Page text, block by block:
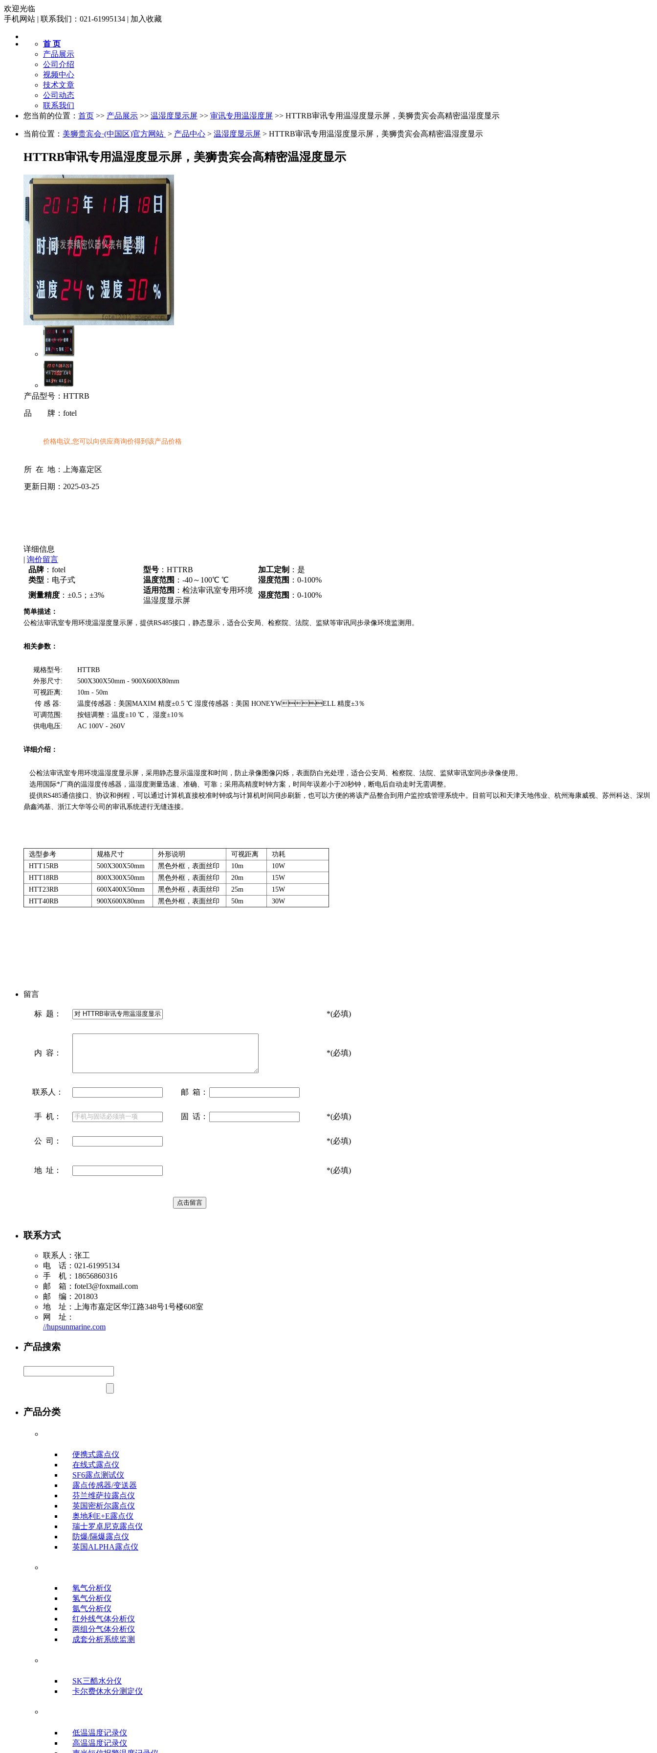
欢迎光临
手机网站 | 联系我们：021-61995134 | 加入收藏
首 页
产品展示
公司介绍
视频中心
技术文章
公司动态
联系我们
您当前的位置： 首页 >> 产品展示 >> 温湿度显示屏 >> 审讯专用温湿度屏 >> HTTRB审讯专用温湿度显示屏，美狮贵宾会高精密温湿度显示
当前位置： 美狮贵宾会·(中国区)官方网站  > 产品中心 > 温湿度显示屏 > HTTRB审讯专用温湿度显示屏，美狮贵宾会高精密温湿度显示
HTTRB审讯专用温湿度显示屏，美狮贵宾会高精密温湿度显示
产品型号： HTTRB
品 牌： fotel
价格电议,您可以向供应商询价得到该产品价格
所 在 地： 上海嘉定区
更新日期： 2025-03-25
详细信息
| 询价留言
品牌 ：fotel 型号 ：HTTRB 加工定制 ：是
类型 ：电子式 温度范围 ：-40～100℃ ℃ 湿度范围 ：0-100%
测量精度 ：±0.5；±3%
适用范围 ：检法审讯室专用环境
温湿度显示屏
湿度范围 ：0-100%
简单描述：
公检法审讯室专用环境温湿度显示屏，提供RS485接口，静态显示，适合公安局、检察院、法院、监狱等审讯同步录像环境监测用。
相关参数：
规格型号:
HTTRB
外形尺寸:
500X300X50mm - 900X600X80mm
可视距离:
10m - 50m
传 感 器:
温度传感器：美国MAXIM 精度±0.5 ℃ 湿度传感器：美国 HONEYWELL 精度±3％
可调范围:
按钮调整：温度±10 ℃， 湿度±10％
供电电压:
AC 100V - 260V
详细介绍：
公检法审讯室专用环境温湿度显示屏，采用静态显示温湿度和时间，防止录像图像闪烁，表面防白光处理，适合公安局、检察院、法院、监狱审讯室同步录像使用。
选用国际*厂商的温湿度传感器，温湿度测量迅速、准确、可靠；采用高精度时钟方案，时间年误差小于20秒钟，断电后自动走时无需调整。
提供RS485通信接口、协议和例程，可以通过计算机直接校准时钟或与计算机时间同步刷新，也可以方便的将该产品整合到用户监控或管理系统中。目前可以和天津天地伟业、杭州海康威视、苏州科达、深圳
鼎鑫鸿基、浙江大华等公司的审讯系统进行无缝连接。
选型参考 规格尺寸 外形说明 可视距离
功耗
HTT15RB
500X300X50mm 黑色外框，表面丝印 10m
10W
HTT18RB
800X300X50mm 黑色外框，表面丝印 20m
15W
HTT23RB
600X400X50mm 黑色外框，表面丝印 25m
15W
HTT40RB
900X600X80mm 黑色外框，表面丝印 50m 30W
留言
标 题： *(必填)
内 容： *(必填)
联系人： 邮 箱：
手 机： 固 话： *(必填)
公 司： *(必填)
地 址： *(必填)
联系方式
联系人：张工
电 话：021-61995134
手 机：18656860316
邮 箱： fotel3@foxmail.com
邮 编：201803
地 址：上海市嘉定区华江路348号1号楼608室
网 址：
//hupsunmarine.com
产品搜索
产品分类
便携式露点仪
在线式露点仪
SF6露点测试仪
露点传感器/变送器
芬兰维萨拉露点仪
英国密析尔露点仪
奥地利E+E露点仪
瑞士罗卓尼克露点仪
防爆/隔爆露点仪
英国ALPHA露点仪
氧气分析仪
氢气分析仪
氩气分析仪
红外线气体分析仪
两组分气体分析仪
成套分析系统监测
SK三酷水分仪
卡尔费休水分测定仪
低温温度记录仪
高温温度记录仪